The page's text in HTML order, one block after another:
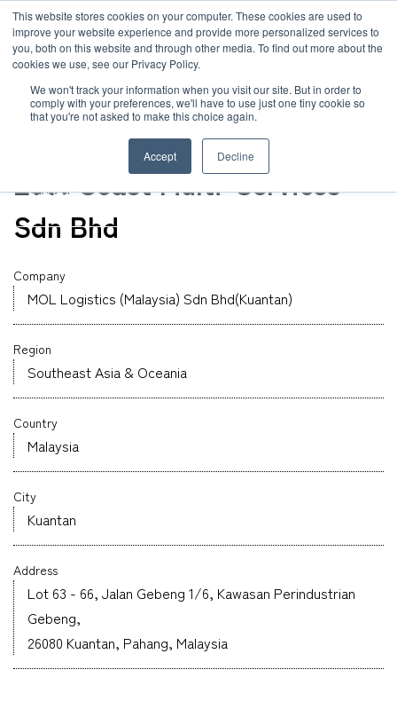
This website stores cookies on your computer. These cookies are used to
improve your website experience and provide more personalized services to
you, both on this website and through other media. To find out more about the
cookies we use, see our Privacy Policy.
We won't track your information when you visit our site. But in order to
comply with your preferences, we'll have to use just one tiny cookie so
that you're not asked to make this choice again.
Accept Decline
お知らせ
グローバルネットワーク
企業情報
サービス
お客様事例
グローバルネットワーク
サステナビリティ
TOP グローバルネットワーク MOL Logistics (Malaysia) Sdn
倉庫
East Coast Multi-Services
Sdn Bhd
Company
MOL Logistics (Malaysia) Sdn Bhd(Kuantan)
Region
Southeast Asia & Oceania
Country
Malaysia
City
Kuantan
Address
Lot 63 - 66, Jalan Gebeng 1/6, Kawasan Perindustrian
Gebeng,
26080 Kuantan, Pahang, Malaysia